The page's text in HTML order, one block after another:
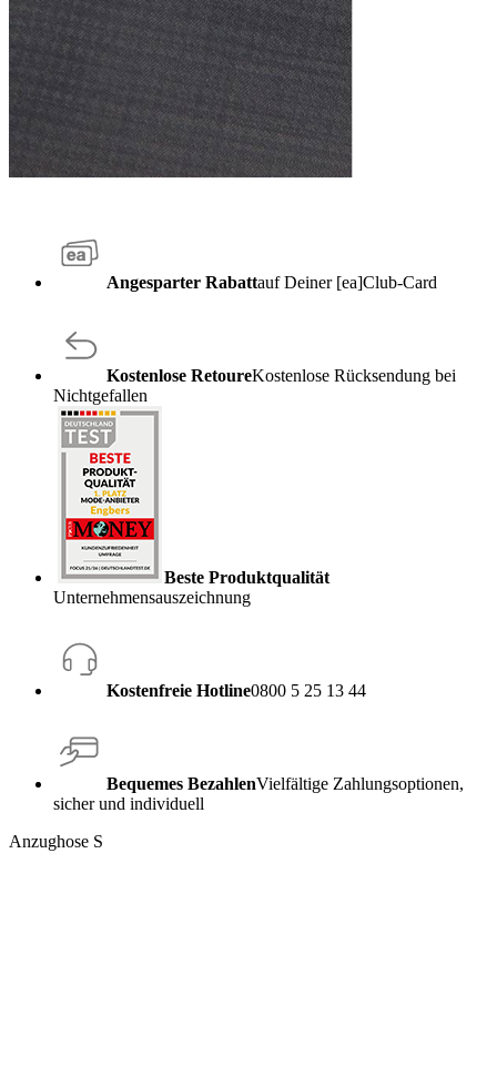
Angesparter Rabattauf Deiner [ea]Club-Card
Kostenlose RetoureKostenlose Rücksendung bei
Nichtgefallen
Beste Produktqualität
Unternehmensauszeichnung
Kostenfreie Hotline0800 5 25 13 44
Bequemes BezahlenVielfältige Zahlungsoptionen,
sicher und individuell
Anzughose S